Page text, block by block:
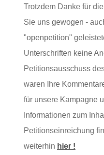
Trotzdem Danke für
Sie uns gewogen -
"openpetition"
Unterschriften keine
Petitionsausschuss
waren Ihre
für unsere Kampagne
Informationen zum
Petitionseinreichung
weiterhin hier !